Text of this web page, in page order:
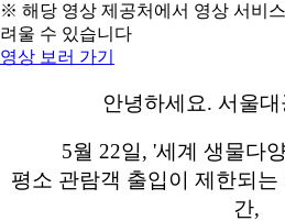
※ 해당 영상 제공처에서 영상 서비
려울 수 있습니다
영상 보러 가기
안녕하세요. 서울
5월 22일, '세계 생물다
평소 관람객 출입이 제한되
간,